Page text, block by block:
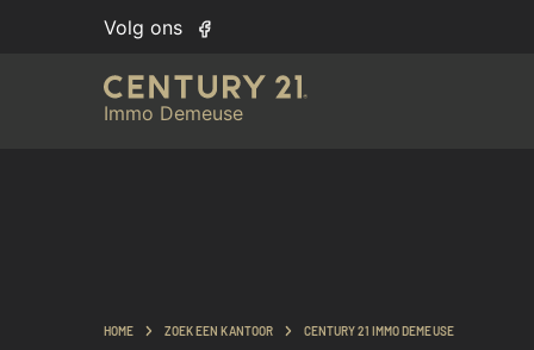
Volg ons
Immo Demeuse
HOME ZOEK EEN KANTOOR CENTURY 21 IMMO DEMEUSE